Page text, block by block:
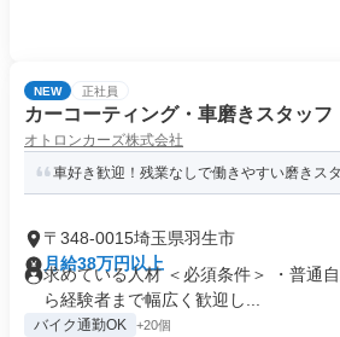
NEW 正社員
カーコーティング・車磨きスタッフ
オトロンカーズ株式会社
車好き歓迎！残業なしで働きやすい磨きス
〒348-0015埼玉県羽生市
月給38万円以上
求めている人材 ＜必須条件＞ ・普通
ら経験者まで幅広く歓迎し...
バイク通勤OK +20個